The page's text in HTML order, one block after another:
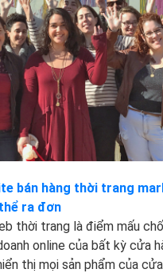
bán hàng thời trang
ra đơn
thời trang là điểm mấu
online của bất kỳ cửa
thị mọi sản phẩm của